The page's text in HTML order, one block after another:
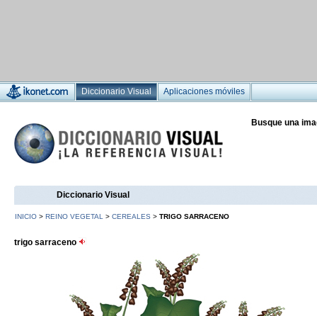
Diccionario Visual Aplicaciones móviles
Busque una
Diccionario Visual
INICIO > REINO VEGETAL > CEREALES > TRIGO SARRACENO
trigo sarraceno